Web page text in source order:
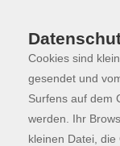
Skip to main content
Programm
Cookies sind
gesendet und
Surfens auf dem
werden. Ihr
kleinen Datei,